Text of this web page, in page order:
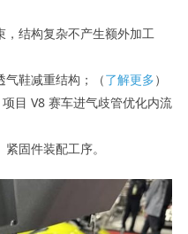
结构复杂不产生额外加工
气鞋减重结构；（了解更多）
目 V8 赛车进气歧管优化内流
固件装配工序。